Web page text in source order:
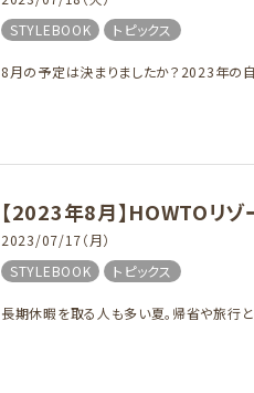
STYLEBOOK
トピックス
8月の予定は決まりましたか？2023年の
【2023年8月】HOWTOリ
2023/07/17（月）
STYLEBOOK
トピックス
長期休暇を取る人も多い夏。帰省や旅行